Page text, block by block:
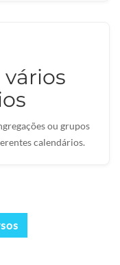
ou grupos
calendários.